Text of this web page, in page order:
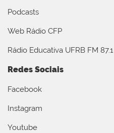
Podcasts
Web Rádio CFP
Rádio Educativa UFRB FM 87.1
Redes Sociais
Facebook
Instagram
Youtube